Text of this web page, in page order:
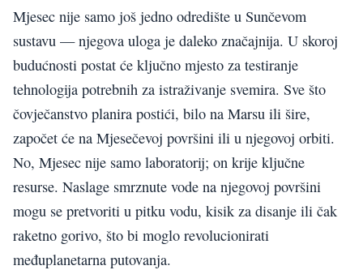
Mjesec nije samo još jedno odredište u Sunčevom
sustavu — njegova uloga je daleko značajnija. U skoroj
budućnosti postat će ključno mjesto za testiranje
tehnologija potrebnih za istraživanje svemira. Sve što
čovječanstvo planira postići, bilo na Marsu ili šire,
započet će na Mjesečevoj površini ili u njegovoj orbiti.
No, Mjesec nije samo laboratorij; on krije ključne
resurse. Naslage smrznute vode na njegovoj površini
mogu se pretvoriti u pitku vodu, kisik za disanje ili čak
raketno gorivo, što bi moglo revolucionirati
međuplanetarna putovanja.